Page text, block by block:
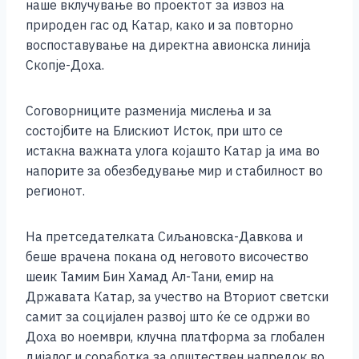
наше вклучување во проектот за извоз на
природен гас од Катар, како и за повторно
воспоставување на директна авионска линија
Скопје-Доха.
Соговорниците разменија мислења и за
состојбите на Блискиот Исток, при што се
истакна важната улога којашто Катар ја има во
напорите за обезбедување мир и стабилност во
регионот.
На претседателката Сиљановска-Давкова и
беше врачена покана од неговото височество
шеик Тамим Бин Хамад Ал-Тани, емир на
Државата Катар, за учество на Вториот светски
самит за социјален развој што ќе се одржи во
Доха во ноември, клучна платформа за глобален